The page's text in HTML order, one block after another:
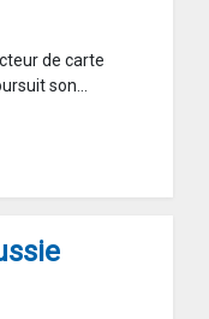
de carte
son...